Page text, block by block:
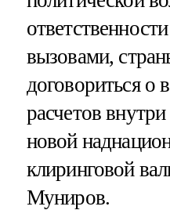
вызовами,
договориться о
расчетов
новой
клиринговой
Муниров.